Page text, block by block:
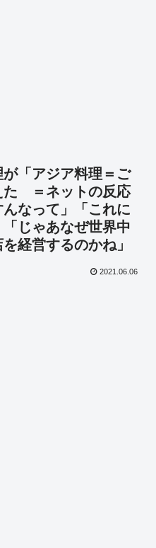
「アジア料理＝ご
た ＝ネットの反応
んなって」「これに
じゃあなぜ世界中
経営するのかね」
2021.06.06